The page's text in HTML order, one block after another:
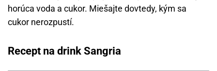
horúca voda a cukor. Miešajte dovtedy, kým sa
cukor nerozpustí.
Recept na drink Sangria